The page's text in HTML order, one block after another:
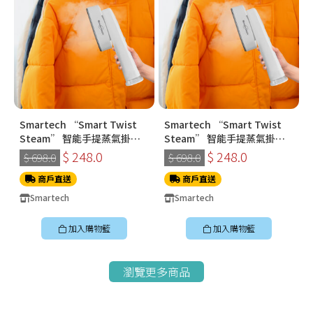
Smartech “Smart Twist
Steam” 智能手提蒸氣掛燙
機 (SS-8108)
$ 698.0 $ 248.0
商戶直送
Smartech
加入購物籃
Smartech “Smart Twist
Steam” 智能手提蒸氣掛燙
機 (SS-8108)
$ 698.0 $ 248.0
商戶直送
Smartech
加入購物籃
瀏覽更多商品